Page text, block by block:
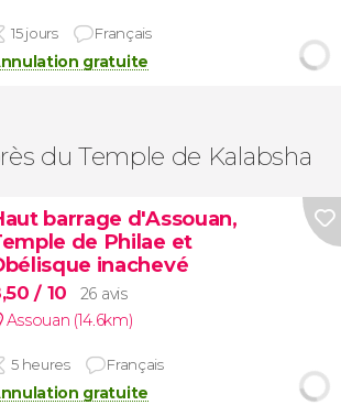
15 jours Français
gratuite
du Temple de Kalabsha
barrage d'Assouan,
de Philae et
inachevé
/ 10
26 avis
Assouan (14.6km)
5 heures Français
gratuite